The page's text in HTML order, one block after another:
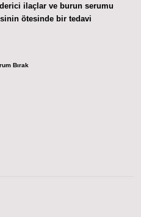
ilaçlar ve burun serumu
ötesinde bir tedavi
Bırak